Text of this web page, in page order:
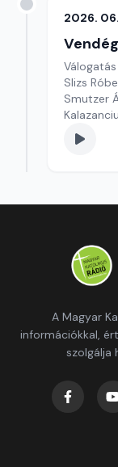
2026.
Slizs
Smutzer
A Magyar
információkkal,
szolgálja